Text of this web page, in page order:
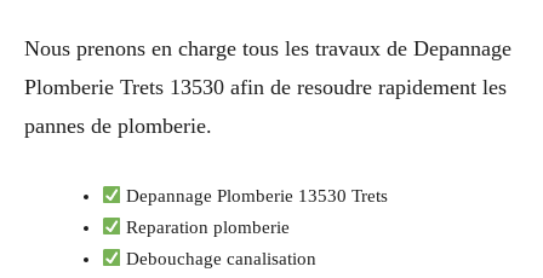
Nous prenons en charge tous les travaux de Depannage
Plomberie Trets 13530 afin de resoudre rapidement les
pannes de plomberie.
Depannage Plomberie 13530 Trets
Reparation plomberie
Debouchage canalisation